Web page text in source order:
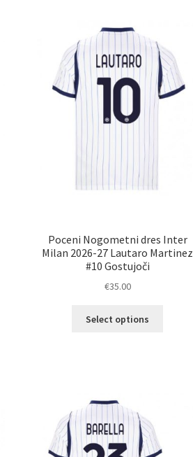
Poceni Nogometni dres Inter
Milan 2026-27 Lautaro Martinez
#10 Gostujoči
€35.00
Select options